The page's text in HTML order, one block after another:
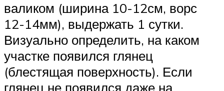
валиком (ширина 10-12см, ворс
12-14мм), выдержать 1 сутки.
Визуально определить, на каком
участке появился глянец
(блестящая поверхность). Если
глянец не появился даже на